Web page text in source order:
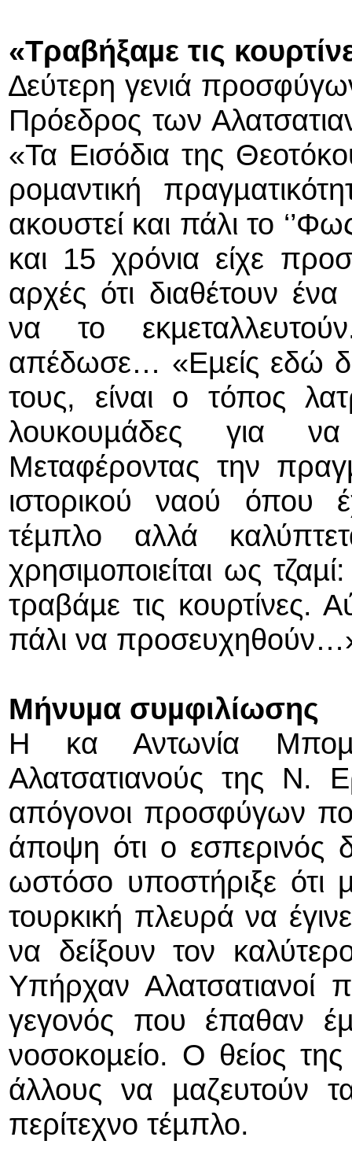
«Τραβήξαµε τις
∆εύτερη γενιά
Πρόεδρος των
«Τα Εισόδια της
ροµαντική
ακουστεί και πάλι το
και 15 χρόνια είχε
αρχές ότι διαθέτουν
να το
απέδωσε… «Εµείς εδώ
τους, είναι ο τόπος
λουκουµάδες για
Μεταφέροντας την
ιστορικού ναού όπου
τέµπλο αλλά
χρησιµοποιείται ως
τραβάµε τις κουρτίνες.
πάλι να
Μήνυµα συµφιλίωσης
Η κα Αντωνία
Αλατσατιανούς της Ν.
απόγονοι προσφύγων
άποψη ότι ο εσπερινός
ωστόσο υποστήριξε ότι
τουρκική πλευρά να
να δείξουν τον
Υπήρχαν Αλατσατιανοί
γεγονός που έπαθαν
νοσοκοµείο. Ο θείος
άλλους να µαζευτούν
περίτεχνο τέµπλο.